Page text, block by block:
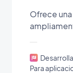
Ofrece
Para